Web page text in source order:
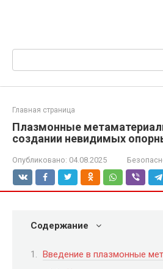
Поиск:
Главная страница
Плазмонные
создании невидимых
Опубликовано: 04.08.2025
Содержание
Введение в плазмонные